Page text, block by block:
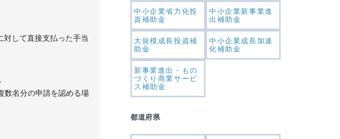
対して直接支払った手当
数名分の申請を認める場
中小企業省力化投
資補助金
中小企業新事業進
出補助金
大規模成長投資補
助金
中小企業成長加速
化補助金
新事業進出・もの
づくり商業サービ
ス補助金
都道府県